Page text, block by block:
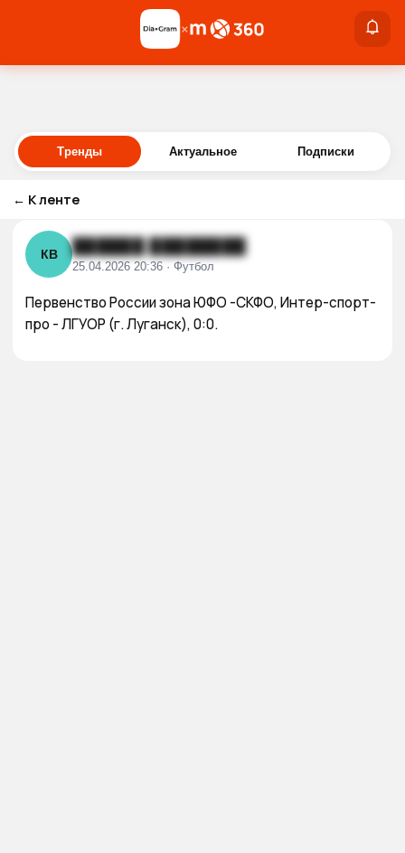
Войти
×
Тренды Актуальное Подписки
← К ленте
КВ ██████ ████████
25.04.2026 20:36 · Футбол
Первенство России зона ЮФО -СКФО, Интер-спорт-
про - ЛГУОР (г. Луганск), 0:0.